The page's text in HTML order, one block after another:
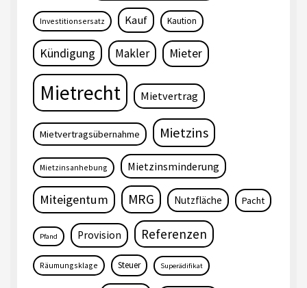
Investitionsersatz Kauf Kaution
Kündigung Makler Mieter
Mietrecht Mietvertrag
Mietvertragsübernahme Mietzins
Mietzinsanhebung Mietzinsminderung
Miteigentum MRG Nutzfläche Pacht
Pfand Provision Referenzen
Räumungsklage Steuer Superädifikat